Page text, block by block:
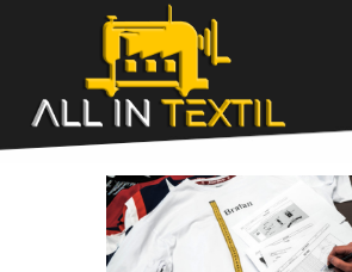
LEISTUNGEN
EIGENPRODUKTION